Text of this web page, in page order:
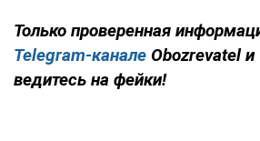
Только проверенная
Telegram-канале Obozrevatel и
ведитесь на фейки!